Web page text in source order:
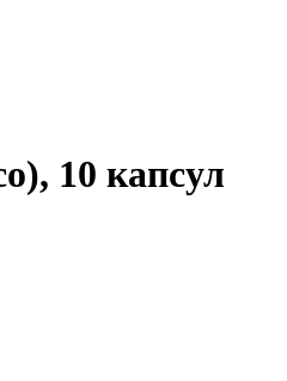
10 капсул